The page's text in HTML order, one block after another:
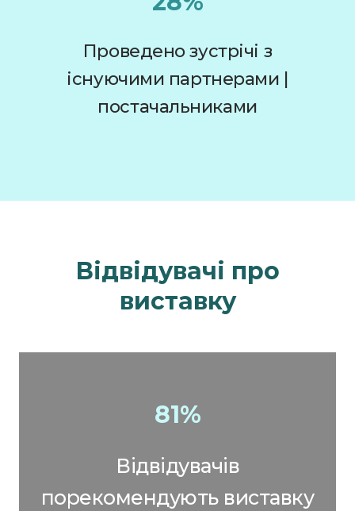
Проведено зустрічі з
існуючими партнерами |
постачальниками
Відвідувачі про
виставку
81%
Відвідувачів
порекомендують виставку